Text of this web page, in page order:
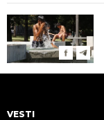
VESTI